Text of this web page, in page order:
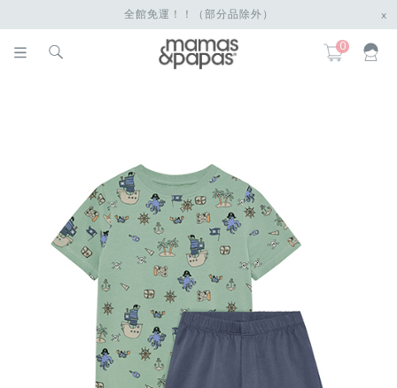
全館免運！！（部分品除外） x
0